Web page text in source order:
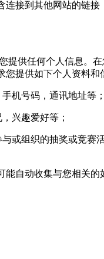
到其他网站的链接
任何个人信息。
提供如下个人资料和
机号码，通讯地址等；
兴趣爱好等；
组织的抽奖或竞赛
自动收集与您相关的